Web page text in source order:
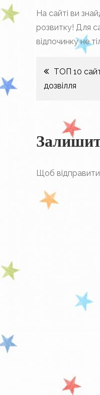
На сайті ви
розвитку! Для
відпочинку не
ТОП 10
дозвілля
Щоб